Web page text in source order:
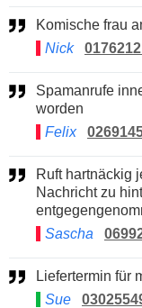
Komische frau
Nick
Spamanrufe innerhalt einer minute 9 mal angerufen
worden
Felix
Ruft hartnäckig jeden Nachmittag an, ohne eine
Nachricht zu
Sascha
Liefertermin für
Sue